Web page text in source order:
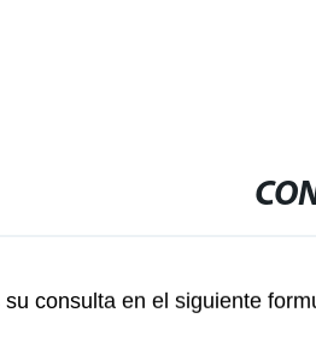
consulta en el siguiente